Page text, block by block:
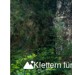
Klettern